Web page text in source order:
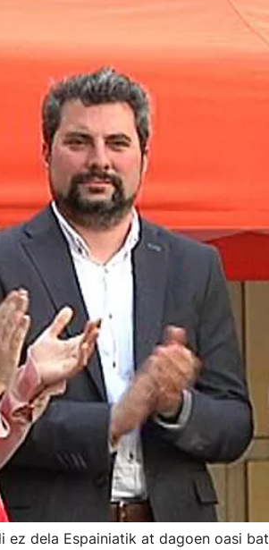
ez dela Espainiatik at dagoen oasi bat